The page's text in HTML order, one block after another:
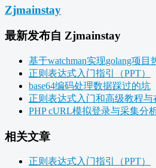
Zjmainstay
最新发布自 Zjmainstay
基于watchman实现golang项目
正则表达式入门指引（PPT）
base64编码处理数据踩过的坑
正则表达式入门和高级教程
PHP cURL模拟登录与采集分
相关文章
正则表达式入门指引（PPT）